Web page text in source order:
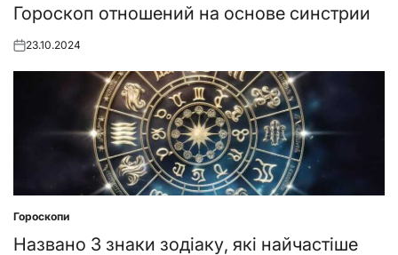
in
Гороскоп отношений на основе синстрии
Posted
23.10.2024
Posted
in
Гороскопи
Названо 3 знаки зодіаку, які найчастіше